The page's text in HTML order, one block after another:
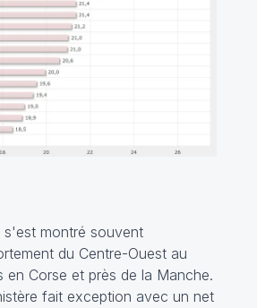
s'est montré souvent
du Centre-Ouest au
en Corse et près de la Manche.
fait exception avec un net